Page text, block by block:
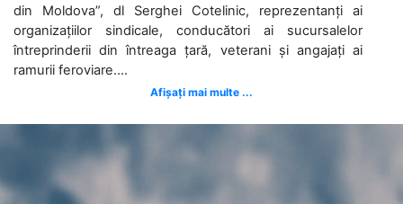
din Moldova”, dl Serghei Cotelinic, reprezentanți ai
organizațiilor sindicale, conducători ai sucursalelor
întreprinderii din întreaga țară, veterani și angajați ai
ramurii feroviare....
Afișați mai multe ...